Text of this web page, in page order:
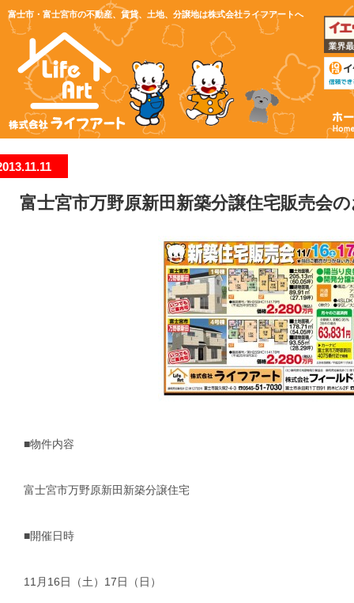
富士市・富士宮市の不動産、賃貸、土地、分譲地は株式会社ライフアートへ
富士宮市万野原新田新築分譲住宅販売会
■物件内容
富士宮市万野原新田新築分譲住宅
■開催日時
11月16日（土）17日（日）